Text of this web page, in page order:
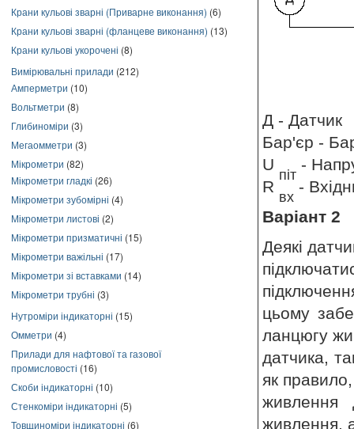
Крани кульові зварні (Приварне виконання) (6)
Крани кульові зварні (фланцеве виконання) (13)
Крани кульові укорочені (8)
Вимірювальні прилади (212)
Амперметри (10)
Вольтметри (8)
Глибиноміри (3)
Мегаомметри (3)
Мікрометри (82)
Мікрометри гладкі (26)
Мікрометри зубомірні (4)
Мікрометри листові (2)
Мікрометри призматичні (15)
Мікрометри важільні (17)
Мікрометри зі вставками (14)
Мікрометри трубні (3)
Нутроміри індикаторні (15)
Омметри (4)
Прилади для нафтової та газової
промисловості (16)
Скоби індикаторні (10)
Стенкоміри індикаторні (5)
Товщиноміри індикаторні (6)
Д - Датчик
Бар'єр -
U
піт
-
R
вх
-
Варіант 2
Деякі
цьому
ланцюгу
датчика,
як правило,
живлення
живлення,